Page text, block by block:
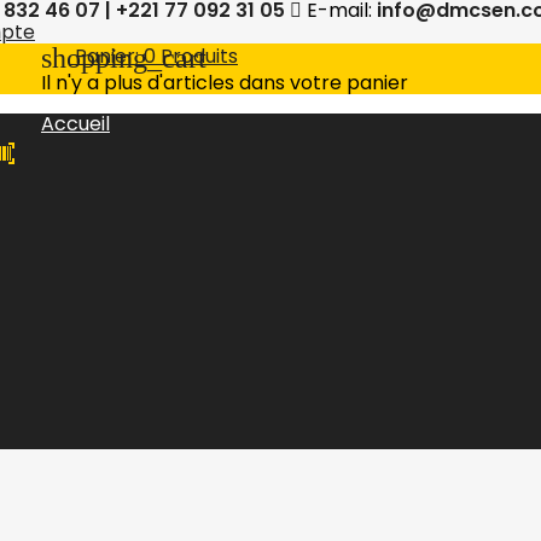
832 46 07 | +221 77 092 31 05 E-mail:
shopping_cart
Panier:0Produits
Il n'y a plus d'articles dans votre panier
Accueil